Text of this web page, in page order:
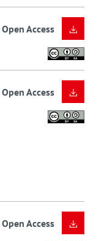
Open Access
Open Access
Open Access